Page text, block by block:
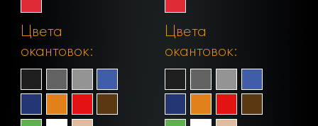
Цвета
окантовок:
Цвета
окантовок: